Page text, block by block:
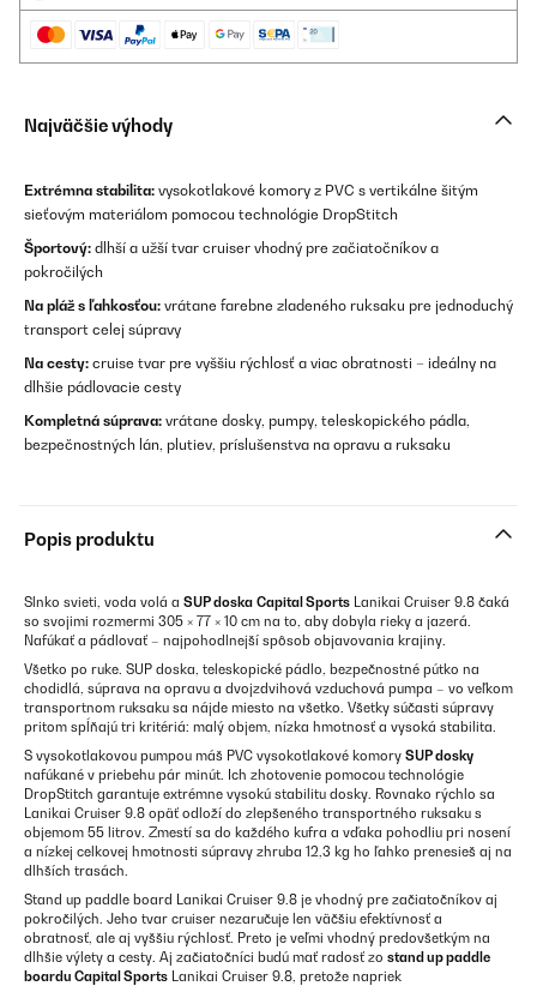
Najväčšie výhody
Extrémna stabilita: vysokotlakové komory z PVC s vertikálne šitým
sieťovým materiálom pomocou technológie DropStitch
Športový: dlhší a užší tvar cruiser vhodný pre začiatočníkov a
pokročilých
Na pláž s ľahkosťou: vrátane farebne zladeného ruksaku pre jednoduchý
transport celej súpravy
Na cesty: cruise tvar pre vyššiu rýchlosť a viac obratnosti – ideálny na
dlhšie pádlovacie cesty
Kompletná súprava: vrátane dosky, pumpy, teleskopického pádla,
bezpečnostných lán, plutiev, príslušenstva na opravu a ruksaku
Popis produktu
Slnko svieti, voda volá a SUP doska Capital Sports Lanikai Cruiser 9.8 čaká
so svojimi rozmermi 305 × 77 × 10 cm na to, aby dobyla rieky a jazerá.
Nafúkať a pádlovať – najpohodlnejší spôsob objavovania krajiny.
Všetko po ruke. SUP doska, teleskopické pádlo, bezpečnostné pútko na
chodidlá, súprava na opravu a dvojzdvihová vzduchová pumpa – vo veľkom
transportnom ruksaku sa nájde miesto na všetko. Všetky súčasti súpravy
pritom spĺňajú tri kritériá: malý objem, nízka hmotnosť a vysoká stabilita.
S vysokotlakovou pumpou máš PVC vysokotlakové komory SUP dosky
nafúkané v priebehu pár minút. Ich zhotovenie pomocou technológie
DropStitch garantuje extrémne vysokú stabilitu dosky. Rovnako rýchlo sa
Lanikai Cruiser 9.8 opäť odloží do zlepšeného transportného ruksaku s
objemom 55 litrov. Zmestí sa do každého kufra a vďaka pohodliu pri nosení
a nízkej celkovej hmotnosti súpravy zhruba 12,3 kg ho ľahko prenesieš aj na
dlhších trasách.
Stand up paddle board Lanikai Cruiser 9.8 je vhodný pre začiatočníkov aj
pokročilých. Jeho tvar cruiser nezaručuje len väčšiu efektívnosť a
obratnosť, ale aj vyššiu rýchlosť. Preto je veľmi vhodný predovšetkým na
dlhšie výlety a cesty. Aj začiatočníci budú mať radosť zo stand up paddle
boardu Capital Sports Lanikai Cruiser 9.8, pretože napriek